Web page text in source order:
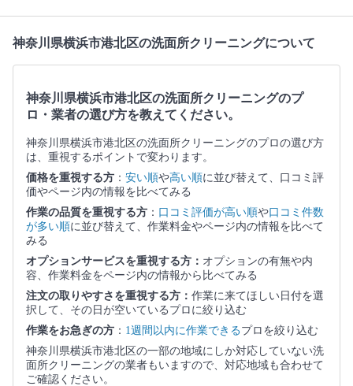
神奈川県横浜市港北区の洗面所クリーニングについて
神奈川県横浜市港北区の洗面所クリーニングのプ
ロ・業者の選び方を教えてください。
神奈川県横浜市港北区の洗面所クリーニングのプロの選び方
は、重視するポイントで変わります。
価格を重視する方 ： 安い順や高い順に並び替えて、口コミ評
価やページ内の情報を比べてみる
作業の品質を重視する方 ： 口コミ評価が高い順や口コミ件数
が多い順に並び替えて、作業料金やページ内の情報を比べて
みる
オプションサービスを重視する方： オプションの有無や内
容、作業料金をページ内の情報から比べてみる
注文の取りやすさを重視する方： 作業に来てほしい日付を選
択して、その日が空いているプロに絞り込む
作業をお急ぎの方 ： 1週間以内に作業できるプロを絞り込む
神奈川県横浜市港北区の一部の地域にしか対応していない洗
面所クリーニングの業者もいますので、対応地域も合わせて
ご確認ください。